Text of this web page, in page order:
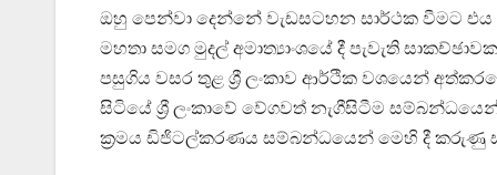
ඔහු පෙන්වා දෙන්නේ වැඩසටහන සාර්ථක වීමට එය
මහතා සමග මුදල් අමාත්‍යාංශයේ දී පැවැති
පසුගිය වසර තුළ ශ්‍රී ලංකාව ආර්ථික වශයෙන්
සිටියේ ශ්‍රී ලංකාවේ වේගවත් නැගීසිටීම
ක්‍රමය ඩිජිටල්කරණය සම්බන්ධයෙන් මෙහි දී කරුණු